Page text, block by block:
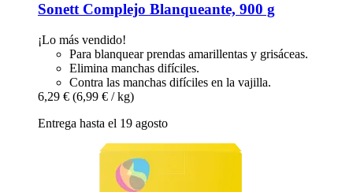
SonettComplejo Blanqueante, 900 g
¡Lo más vendido!
Para blanquear prendas amarillentas y grisáceas.
Elimina manchas difíciles.
Contra las manchas difíciles en la vajilla.
6,29 € (6,99 € / kg)
Entrega hasta el 19 agosto